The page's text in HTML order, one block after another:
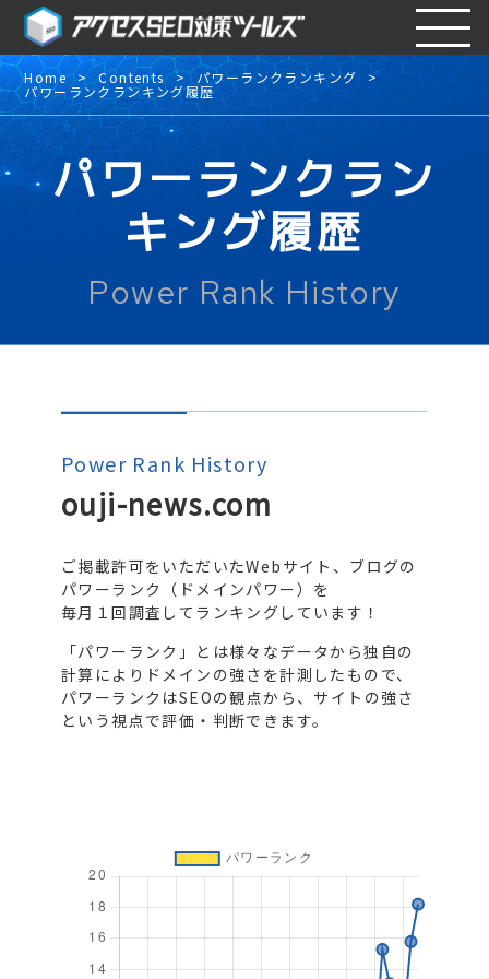
Home Contents パワーランクランキング
パワーランクランキング履歴
パワーランクラン
キング履歴
Power Rank History
Power Rank History
ouji-news.com
ご掲載許可をいただいたWebサイト、ブログの
パワーランク（ドメインパワー）を
毎月１回調査してランキングしています！
「パワーランク」とは様々なデータから独自の
計算によりドメインの強さを計測したもので、
パワーランクはSEOの観点から、サイトの強さ
という視点で評価・判断できます。